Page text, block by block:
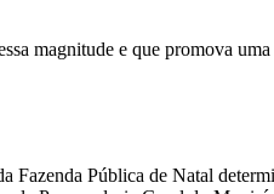
magnitude e que promova
Pública de Natal